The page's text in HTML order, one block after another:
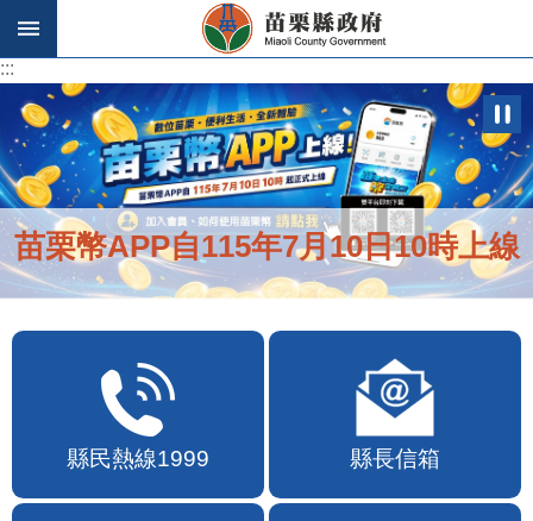
跳到主要內容區塊
:::
苗栗幣APP自115年7月10日10時上線
縣民熱線1999 縣長信箱